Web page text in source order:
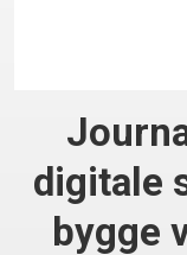
digitale
bygge